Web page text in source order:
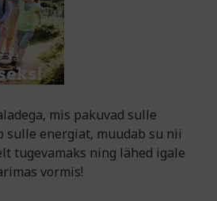
mis pakuvad sulle
sulle energiat, muudab su nii
tugevamaks ning lähed igale
vormis!